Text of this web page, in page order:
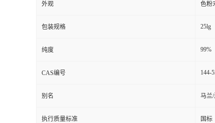
外观 色粉
包装规格 25lg
纯度 99%
CAS编号 144-
别名 马兰
执行质量标准 国标